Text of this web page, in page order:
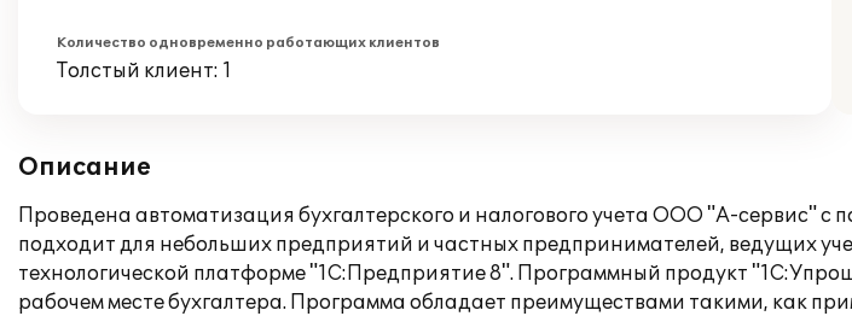
Количество одновременно работающих клиентов
Толстый клиент: 1
Описание
Проведена автоматизация бухгалтерского и налогового учета ООО "А-сервис"
подходит для небольших предприятий и частных предпринимателей, ведущих
технологической платформе "1С:Предприятие 8". Программный продукт
рабочем месте бухгалтера. Программа обладает преимуществами такими, как